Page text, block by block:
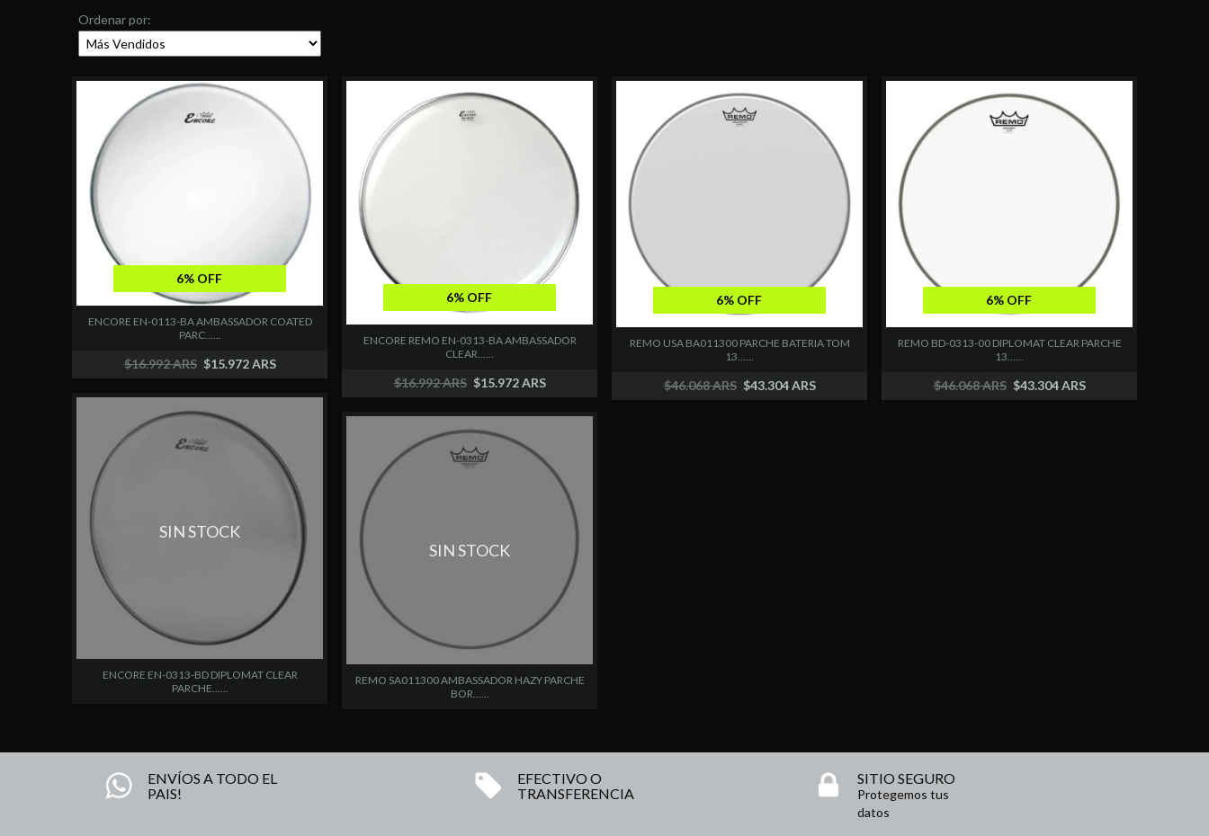
Ordenar por:
6% OFF
ENCORE EN-0113-BA AMBASSADOR COATED
PARC......
$16.992 ARS $15.972 ARS
6% OFF
ENCORE REMO EN-0313-BA AMBASSADOR
CLEAR......
$16.992 ARS $15.972 ARS
6% OFF
REMO USA BA011300 PARCHE BATERIA TOM
13......
$46.068 ARS $43.304 ARS
6% OFF
REMO BD-0313-00 DIPLOMAT CLEAR PARCHE
13......
$46.068 ARS $43.304 ARS
SIN STOCK
ENCORE EN-0313-BD DIPLOMAT CLEAR
PARCHE......
SIN STOCK
REMO SA011300 AMBASSADOR HAZY PARCHE
BOR......
ENVÍOS A TODO EL
PAIS!
EFECTIVO O
TRANSFERENCIA
SITIO SEGURO
Protegemos tus
datos